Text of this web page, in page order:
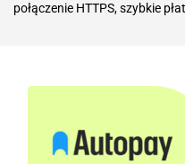
połączenie HTTPS, szybkie